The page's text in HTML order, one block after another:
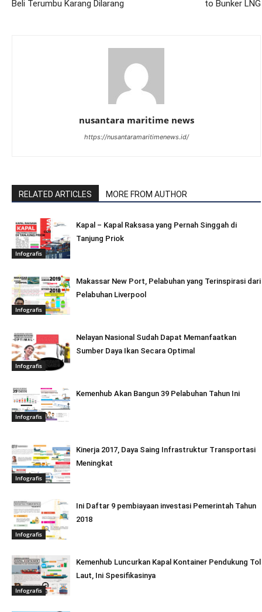
Beli Terumbu Karang Dilarang to Bunker LNG
nusantara maritime news
https://nusantaramaritimenews.id/
RELATED ARTICLES MORE FROM AUTHOR
Infografis
Kapal – Kapal Raksasa yang Pernah Singgah di
Tanjung Priok
Infografis
Makassar New Port, Pelabuhan yang Terinspirasi dari
Pelabuhan Liverpool
Infografis
Nelayan Nasional Sudah Dapat Memanfaatkan
Sumber Daya Ikan Secara Optimal
Infografis
Kemenhub Akan Bangun 39 Pelabuhan Tahun Ini
Infografis
Kinerja 2017, Daya Saing Infrastruktur Transportasi
Meningkat
Infografis
Ini Daftar 9 pembiayaan investasi Pemerintah Tahun
2018
Infografis
Kemenhub Luncurkan Kapal Kontainer Pendukung Tol
Laut, Ini Spesifikasinya